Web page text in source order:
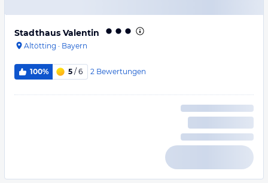
Stadthaus Valentin
Altötting · Bayern
100% 5 / 6 2 Bewertungen